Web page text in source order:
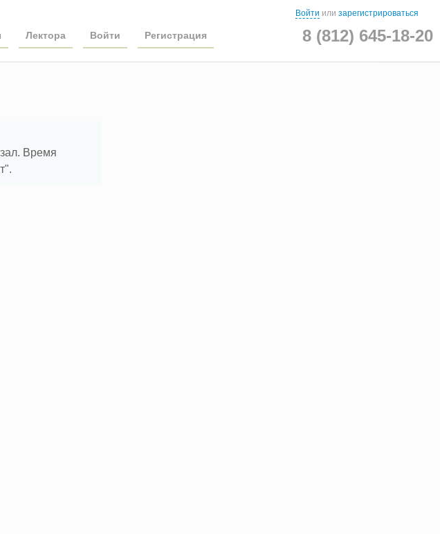
Лектора Войти Регистрация
Войти или зарегистрироваться
8 (812) 645-18-20
Время